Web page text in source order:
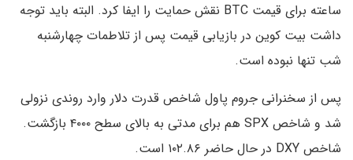
ساعته برای قیمت BTC نقش حمایت را ایفا کرد. البته باید توجه
داشت بیت کوین در بازیابی قیمت پس از تلاطمات چهارشنبه
شب تنها نبوده است.
پس از سخنرانی جروم پاول شاخص قدرت دلار وارد روندی نزولی
شد و شاخص SPX هم برای مدتی به بالای سطح ۴۰۰۰ بازگشت.
شاخص DXY در حال حاضر ۱۰۲.۸۶ است.